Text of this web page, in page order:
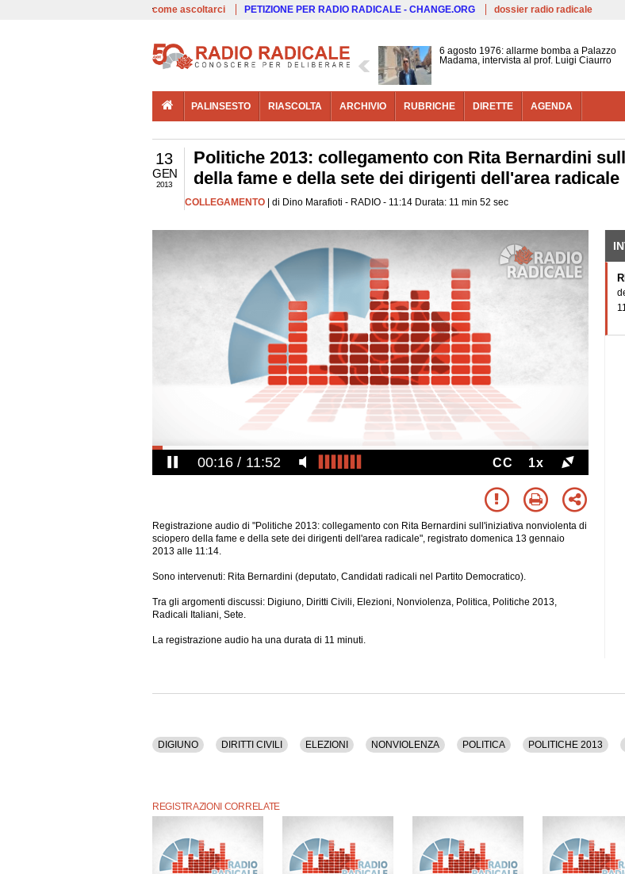
Salta al contenuto
come ascoltarci PETIZIONE PER RADIO RADICALE - CHANGE.ORG dossier radio radicale
6 agosto 1976: allarme bomba a Palazzo
Madama, intervista al prof. Luigi Ciaurro
PALINSESTO RIASCOLTA ARCHIVIO RUBRICHE DIRETTE AGENDA
13
GEN
2013
Politiche 2013: collegamento con Rita Bernardini
della fame e della sete dei dirigenti dell'area radicale
COLLEGAMENTO | di Dino Marafioti - RADIO - 11:14 Durata: 11 min 52 sec
00:17 11:52 CC 1x
Registrazione audio di "Politiche 2013: collegamento con Rita Bernardini sull'iniziativa nonviolenta di
sciopero della fame e della sete dei dirigenti dell'area radicale", registrato domenica 13 gennaio
2013 alle 11:14.
Sono intervenuti: Rita Bernardini (deputato, Candidati radicali nel Partito Democratico).
Tra gli argomenti discussi: Digiuno, Diritti Civili, Elezioni, Nonviolenza, Politica, Politiche 2013,
Radicali Italiani, Sete.
La registrazione audio ha una durata di 11 minuti.
DIGIUNO DIRITTI CIVILI ELEZIONI NONVIOLENZA POLITICA POLITICHE 2013
REGISTRAZIONI CORRELATE